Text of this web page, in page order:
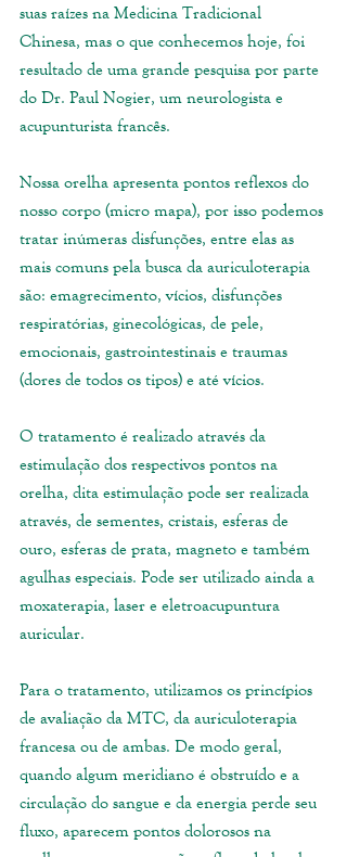
suas raízes na Medicina Tradicional
Chinesa, mas o que conhecemos hoje, foi
resultado de uma grande pesquisa por parte
do Dr. Paul Nogier, um neurologista e
acupunturista francês.
Nossa orelha apresenta pontos reflexos do
nosso corpo (micro mapa), por isso podemos
tratar inúmeras disfunções, entre elas as
mais comuns pela busca da auriculoterapia
são: emagrecimento, vícios, disfunções
respiratórias, ginecológicas, de pele,
emocionais, gastrointestinais e traumas
(dores de todos os tipos) e até vícios.
O tratamento é realizado através da
estimulação dos respectivos pontos na
orelha, dita estimulação pode ser realizada
através, de sementes, cristais, esferas de
ouro, esferas de prata, magneto e também
agulhas especiais. Pode ser utilizado ainda a
moxaterapia, laser e eletroacupuntura
auricular.
Para o tratamento, utilizamos os princípios
de avaliação da MTC, da auriculoterapia
francesa ou de ambas. De modo geral,
quando algum meridiano é obstruído e a
circulação do sangue e da energia perde seu
fluxo, aparecem pontos dolorosos na